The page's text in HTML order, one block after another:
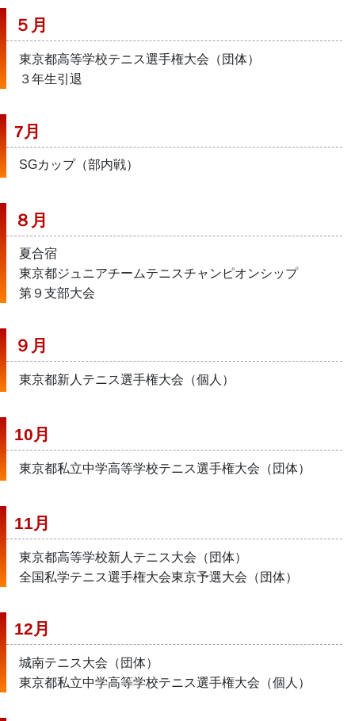
５月
東京都高等学校テニス選手権大会（団体）
３年生引退
7月
SGカップ（部内戦）
８月
夏合宿
東京都ジュニアチームテニスチャンピオンシップ
第９支部大会
９月
東京都新人テニス選手権大会（個人）
10月
東京都私立中学高等学校テニス選手権大会（団体）
11月
東京都高等学校新人テニス大会（団体）
全国私学テニス選手権大会東京予選大会（団体）
12月
城南テニス大会（団体）
東京都私立中学高等学校テニス選手権大会（個人）